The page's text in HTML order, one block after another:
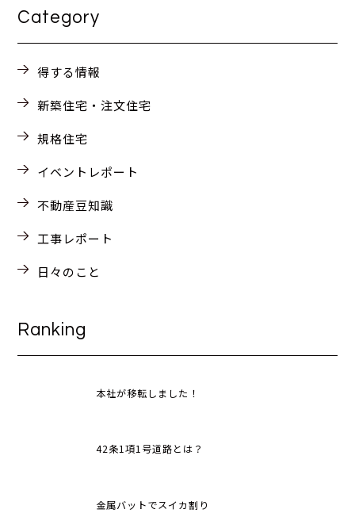
Category
得する情報
新築住宅・注文住宅
規格住宅
イベントレポート
不動産豆知識
工事レポート
日々のこと
Ranking
本社が移転しました！
42条1項1号道路とは？
金属バットでスイカ割り